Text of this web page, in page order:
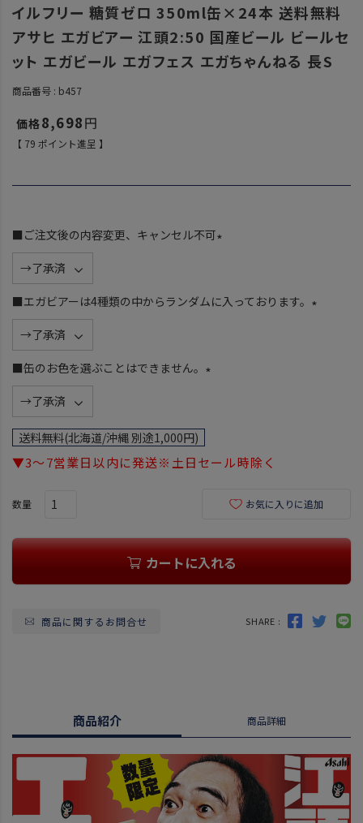
イルフリー 糖質ゼロ 350ml缶×24本 送料無料
アサヒ エガビアー 江頭2:50 国産ビール ビールセ
ット エガビール エガフェス エガちゃんねる 長S
商品番号 b457
8,698
【 79 ポイント進呈 】
■ご注文後の内容変更、キャンセル不可
須
■エガビアーは4種類の中からランダムに入っております。
■缶のお色を選ぶことはできません。
送料無料(北海道/沖縄 別途1,000円)
▼3～7営業日以内に発送※土日セール時除く
お気に入りに追加
カートに入れる
商品に関するお問合せ SHARE :
商品紹介 商品詳細